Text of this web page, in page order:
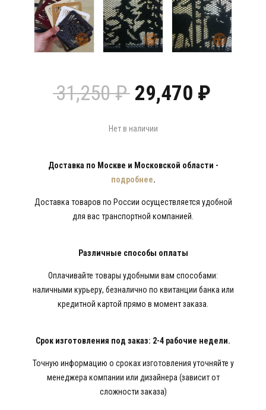
31,250₽ цена
31,250 ₽.
29,470 ₽
Нет в наличии
Доставка по Москве и Московской области -
подробнее.
Доставка товаров по России осуществляется удобной
для вас транспортной компанией.
Различные способы оплаты
Оплачивайте товары удобными вам способами:
наличными курьеру, безналично по квитанции банка или
кредитной картой прямо в момент заказа.
Срок изготовления под заказ: 2-4 рабочие недели.
Точную информацию о сроках изготовления уточняйте у
менеджера компании или дизайнера (зависит от
сложности заказа)